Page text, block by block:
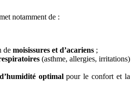
notamment de :
de moisissures et d’acariens ;
(asthme, allergies, irritations)
optimalpour le confort et la